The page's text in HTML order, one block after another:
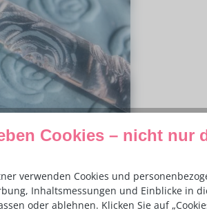
Cookies – nicht nur
verwenden Cookies und
Inhaltsmessungen und Einblicke in
oder ablehnen. Klicken Sie auf